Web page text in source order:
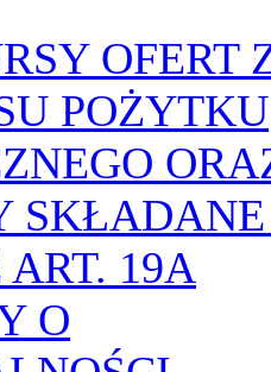
OFERT
POŻYTKU
19A
O